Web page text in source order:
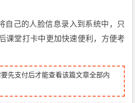
自己的人脸信息录入到系统中，只
课堂打卡中更加快速便利，方便考
先支付后才能查看该篇文章全部内